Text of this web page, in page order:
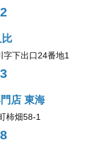
下出口24番地1
店 東海
柿畑58-1